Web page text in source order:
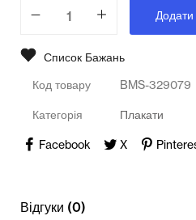
Всі
Список Бажань
Код товару BMS-329079
Категорія Плакати
Facebook X
Відгуки (0)